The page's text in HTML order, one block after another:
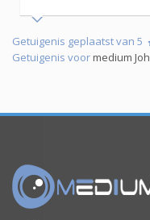
Getuigenis geplaatst van 5
Getuigenis voormedium